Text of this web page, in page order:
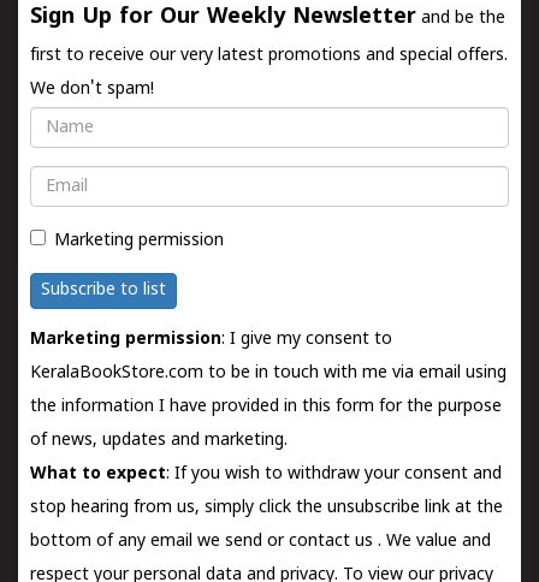
Sign Up for Our Weekly Newsletter and be the
first to receive our very latest promotions and special offers.
We don't spam!
Name
Email
Marketing permission
Subscribe to list
Marketing permission: I give my consent to
KeralaBookStore.com to be in touch with me via email using
the information I have provided in this form for the purpose
of news, updates and marketing.
What to expect: If you wish to withdraw your consent and
stop hearing from us, simply click the unsubscribe link at the
bottom of any email we send orcontact us . We value and
respect your personal data and privacy. To view our privacy